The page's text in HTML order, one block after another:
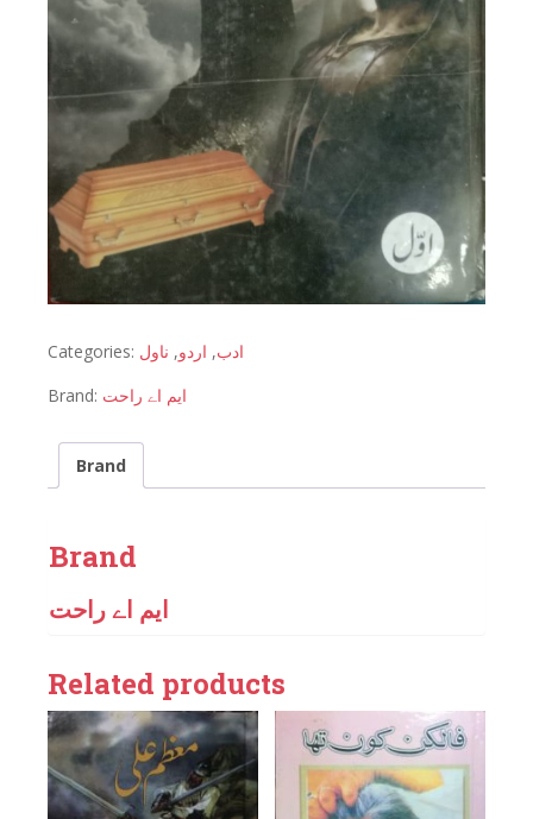
Categories: ادب, اردو, ناول
Brand: ایم اے راحت
Brand
Brand
ایم اے راحت
Related products